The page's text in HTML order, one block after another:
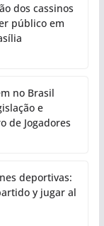
dos cassinos
público em
no Brasil
e
de Jogadores
deportivas:
y jugar al